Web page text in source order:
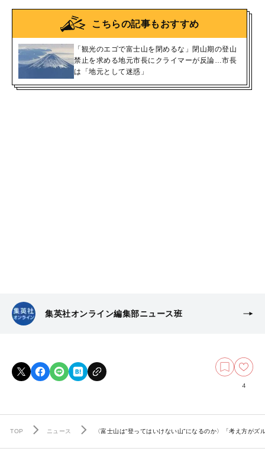
こちらの記事もおすすめ
「観光のエゴで富士山を閉めるな」閉山期の登山
禁止を求める地元市長にクライマーが反論…市長
は「地元として迷惑」
集英社オンライン編集部ニュース班
4
TOP ニュース 〈富士山は“登ってはいけない山”になるのか〉「考え方が